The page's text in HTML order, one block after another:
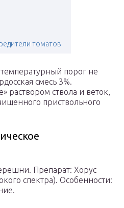
томатов
порог не
смесь 3%.
раствором ствола и веток,
приствольного
Препарат: Хорус
спектра). Особенности: